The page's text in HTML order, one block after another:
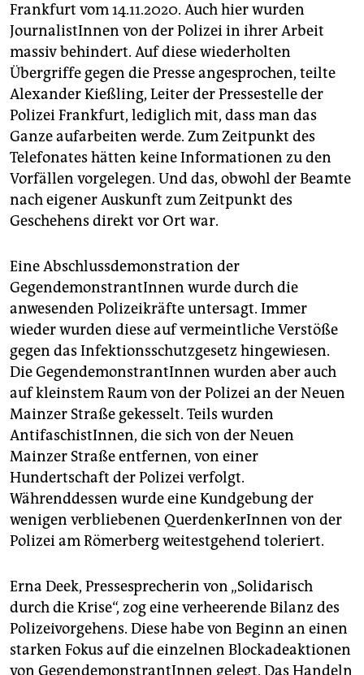
Frankfurt vom 14.11.2020. Auch hier wurden
JournalistInnen von der Polizei in ihrer Arbeit
massiv behindert. Auf diese wiederholten
Übergriffe gegen die Presse angesprochen, teilte
Alexander Kießling, Leiter der Pressestelle der
Polizei Frankfurt, lediglich mit, dass man das
Ganze aufarbeiten werde. Zum Zeitpunkt des
Telefonates hätten keine Informationen zu den
Vorfällen vorgelegen. Und das, obwohl der Beamte
nach eigener Auskunft zum Zeitpunkt des
Geschehens direkt vor Ort war.
Eine Abschlussdemonstration der
GegendemonstrantInnen wurde durch die
anwesenden Polizeikräfte untersagt. Immer
wieder wurden diese auf vermeintliche Verstöße
gegen das Infektionsschutzgesetz hingewiesen.
Die GegendemonstrantInnen wurden aber auch
auf kleinstem Raum von der Polizei an der Neuen
Mainzer Straße gekesselt. Teils wurden
AntifaschistInnen, die sich von der Neuen
Mainzer Straße entfernen, von einer
Hundertschaft der Polizei verfolgt.
Währenddessen wurde eine Kundgebung der
wenigen verbliebenen QuerdenkerInnen von der
Polizei am Römerberg weitestgehend toleriert.
Erna Deek, Pressesprecherin von „Solidarisch
durch die Krise“, zog eine verheerende Bilanz des
Polizeivorgehens. Diese habe von Beginn an einen
starken Fokus auf die einzelnen Blockadeaktionen
von GegendemonstrantInnen gelegt. Das Handeln